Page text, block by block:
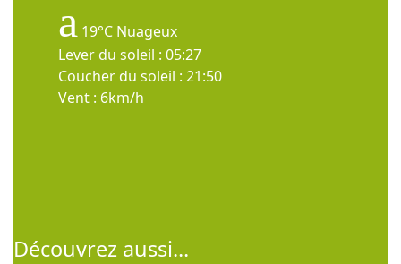
19°C Nuageux
Lever du soleil : 05:27
Coucher du soleil : 21:50
Vent : 6km/h
Découvrez aussi...